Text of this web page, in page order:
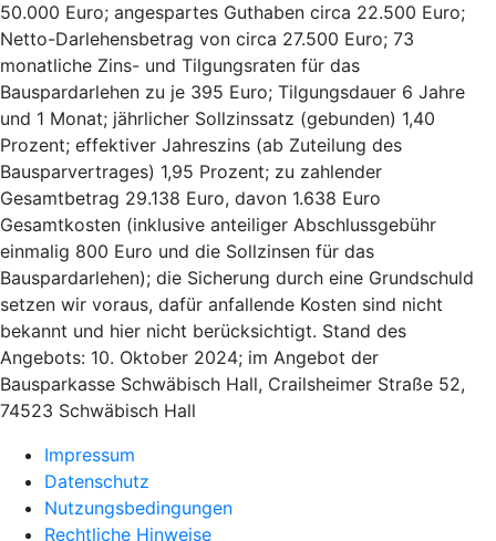
50.000 Euro; angespartes Guthaben circa 22.500 Euro;
Netto-Darlehensbetrag von circa 27.500 Euro; 73
monatliche Zins- und Tilgungsraten für das
Bauspardarlehen zu je 395 Euro; Tilgungsdauer 6 Jahre
und 1 Monat; jährlicher Sollzinssatz (gebunden) 1,40
Prozent; effektiver Jahreszins (ab Zuteilung des
Bausparvertrages) 1,95 Prozent; zu zahlender
Gesamtbetrag 29.138 Euro, davon 1.638 Euro
Gesamtkosten (inklusive anteiliger Abschlussgebühr
einmalig 800 Euro und die Sollzinsen für das
Bauspardarlehen); die Sicherung durch eine Grundschuld
setzen wir voraus, dafür anfallende Kosten sind nicht
bekannt und hier nicht berücksichtigt. Stand des
Angebots: 10. Oktober 2024; im Angebot der
Bausparkasse Schwäbisch Hall, Crailsheimer Straße 52,
74523 Schwäbisch Hall
Impressum
Datenschutz
Nutzungsbedingungen
Rechtliche Hinweise